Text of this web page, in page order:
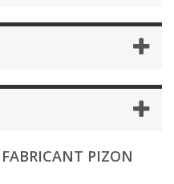
PIZON